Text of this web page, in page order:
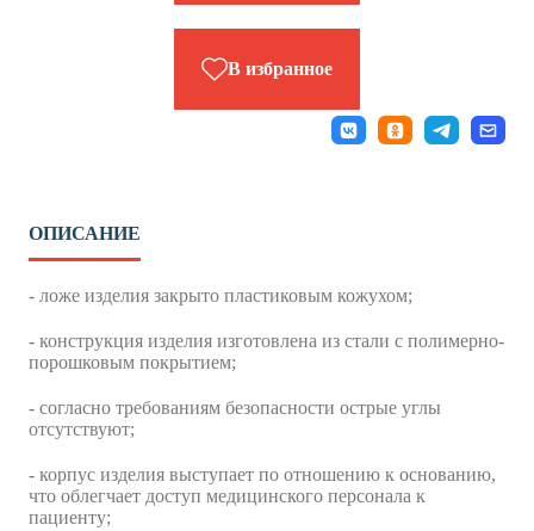
В избранное
ОПИСАНИЕ
- ложе изделия закрыто пластиковым кожухом;
- конструкция изделия изготовлена из стали с полимерно-
порошковым покрытием;
- согласно требованиям безопасности острые углы
отсутствуют;
- корпус изделия выступает по отношению к основанию,
что облегчает доступ медицинского персонала к
пациенту;